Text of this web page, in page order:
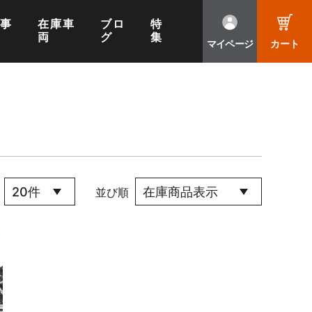
在庫車
両
ブロ
グ
特
集
マイページ カート
並び順